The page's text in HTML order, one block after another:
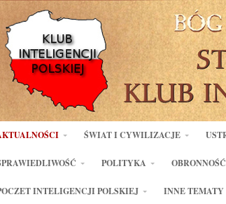
ŚWIAT I CYWILIZACJE
POLITYKA OBRONNOŚĆ
INTELIGENCJI POLSKIEJ INNE TEMATY